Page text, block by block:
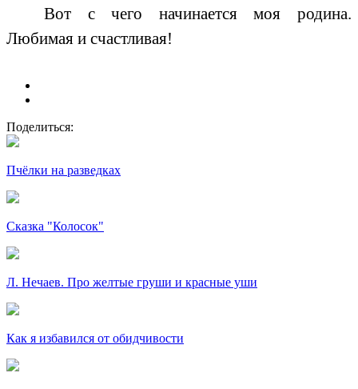
Вот с чего начинается моя родина.
Любимая и счастливая!
Поделиться:
Пчёлки на разведках
Сказка "Колосок"
Л. Нечаев. Про желтые груши и красные уши
Как я избавился от обидчивости